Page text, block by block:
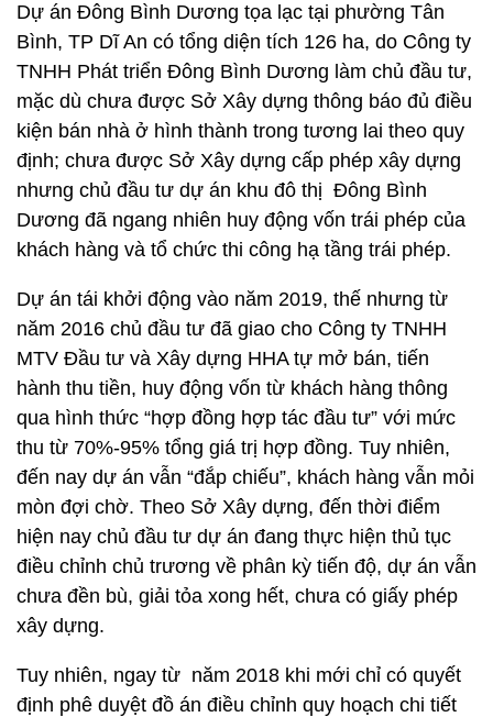
Dự án Đông Bình Dương tọa lạc tại phường Tân
Bình, TP Dĩ An có tổng diện tích 126 ha, do Công ty
TNHH Phát triển Đông Bình Dương làm chủ đầu tư,
mặc dù chưa được Sở Xây dựng thông báo đủ điều
kiện bán nhà ở hình thành trong tương lai theo quy
định; chưa được Sở Xây dựng cấp phép xây dựng
nhưng chủ đầu tư dự án khu đô thị Đông Bình
Dương đã ngang nhiên huy động vốn trái phép của
khách hàng và tổ chức thi công hạ tầng trái phép.
Dự án tái khởi động vào năm 2019, thế nhưng từ
năm 2016 chủ đầu tư đã giao cho Công ty TNHH
MTV Đầu tư và Xây dựng HHA tự mở bán, tiến
hành thu tiền, huy động vốn từ khách hàng thông
qua hình thức “hợp đồng hợp tác đầu tư” với mức
thu từ 70%-95% tổng giá trị hợp đồng. Tuy nhiên,
đến nay dự án vẫn “đắp chiếu”, khách hàng vẫn mỏi
mòn đợi chờ. Theo Sở Xây dựng, đến thời điểm
hiện nay chủ đầu tư dự án đang thực hiện thủ tục
điều chỉnh chủ trương về phân kỳ tiến độ, dự án vẫn
chưa đền bù, giải tỏa xong hết, chưa có giấy phép
xây dựng.
Tuy nhiên, ngay từ năm 2018 khi mới chỉ có quyết
định phê duyệt đồ án điều chỉnh quy hoạch chi tiết